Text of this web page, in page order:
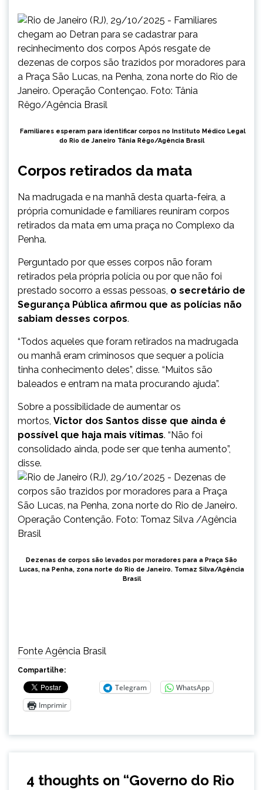
Familiares esperam para identificar corpos no Instituto Médico Legal
do Rio de Janeiro Tânia Rêgo/Agência Brasil
Corpos retirados da mata
Na madrugada e na manhã desta quarta-feira, a
própria comunidade e familiares reuniram corpos
retirados da mata em uma praça no Complexo da
Penha.
Perguntado por que esses corpos não foram
retirados pela própria polícia ou por que não foi
prestado socorro a essas pessoas, o secretário de
Segurança Pública afirmou que as polícias não
sabiam desses corpos.
“Todos aqueles que foram retirados na madrugada
ou manhã eram criminosos que sequer a polícia
tinha conhecimento deles”, disse. “Muitos são
baleados e entram na mata procurando ajuda”.
Sobre a possibilidade de aumentar os
mortos, Victor dos Santos disse que ainda é
possível que haja mais vítimas. “Não foi
consolidado ainda, pode ser que tenha aumento”,
disse.
Dezenas de corpos são levados por moradores para a Praça São
Lucas, na Penha, zona norte do Rio de Janeiro. Tomaz Silva/Agência
Brasil
Fonte Agência Brasil
Compartilhe:
Telegram
WhatsApp
Imprimir
4 thoughts on “Governo do Rio